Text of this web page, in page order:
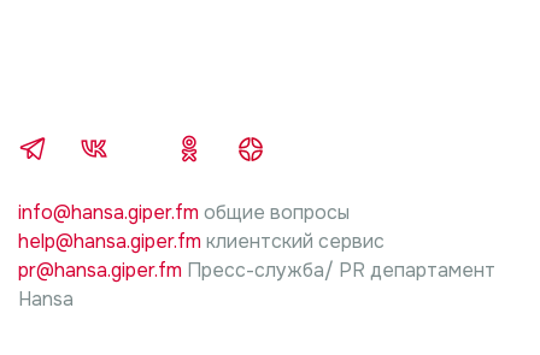
info@hansa.giper.fm общие вопросы
help@hansa.giper.fm клиентский сервис
pr@hansa.giper.fm Пресс-служба/ PR департамент
Hansa